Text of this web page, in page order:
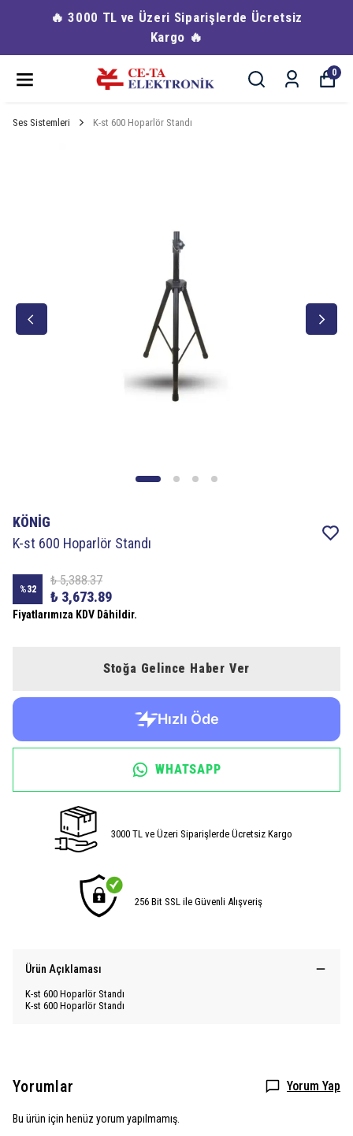
🔥 3000 TL ve Üzeri Siparişlerde Ücretsiz
Kargo 🔥
0
Ses Sistemleri K-st 600 Hoparlör Standı
KÖNİG
K-st 600 Hoparlör Standı
%32
₺ 5,388.37
₺ 3,673.89
Fiyatlarımıza KDV Dâhildir.
Stoğa Gelince Haber Ver
WHATSAPP
3000 TL ve Üzeri Siparişlerde Ücretsiz Kargo
256 Bit SSL ile Güvenli Alışveriş
Ürün Açıklaması
K-st 600 Hoparlör Standı
K-st 600 Hoparlör Standı
Yorumlar Yorum Yap
Bu ürün için henüz yorum yapılmamış.